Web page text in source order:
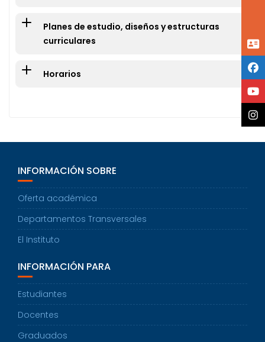
Planes de estudio, diseños y estructuras
curriculares
Horarios
INFORMACIÓN SOBRE
Oferta académica
Departamentos Transversales
El Instituto
INFORMACIÓN PARA
Estudiantes
Docentes
Graduados